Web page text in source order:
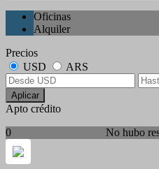
Oficinas
Alquiler
Precios
USD
ARS
Aplicar
Apto crédito
No hubo
0